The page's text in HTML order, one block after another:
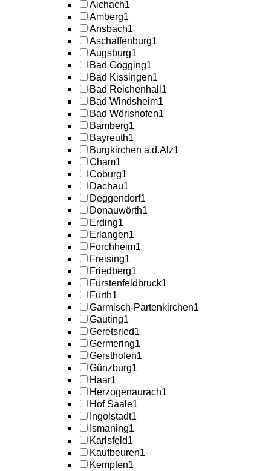
Aichach1
Amberg1
Ansbach1
Aschaffenburg1
Augsburg1
Bad Gögging1
Bad Kissingen1
Bad Reichenhall 1
Bad Windsheim1
Bad Wörishofen1
Bamberg1
Bayreuth1
Burgkirchen a.d.Alz1
Cham1
Coburg1
Dachau1
Deggendorf1
Donauwörth1
Erding1
Erlangen1
Forchheim1
Freising1
Friedberg1
Fürstenfeldbruck1
Fürth1
Garmisch-Partenkirchen1
Gauting1
Geretsried1
Germering1
Gersthofen1
Günzburg1
Haar1
Herzogenaurach1
Hof Saale1
Ingolstadt1
Ismaning1
Karlsfeld1
Kaufbeuren1
Kempten1